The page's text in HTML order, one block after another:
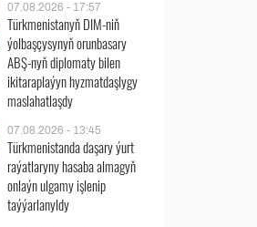
07.08.2026 - 17:57
Türkmenistanyň DIM-niň
ýolbaşçysynyň orunbasary
ABŞ-nyň diplomaty bilen
ikitaraplaýyn hyzmatdaşlygy
maslahatlaşdy
07.08.2026 - 13:45
Türkmenistanda daşary ýurt
raýatlaryny hasaba almagyň
onlaýn ulgamy işlenip
taýýarlanyldy